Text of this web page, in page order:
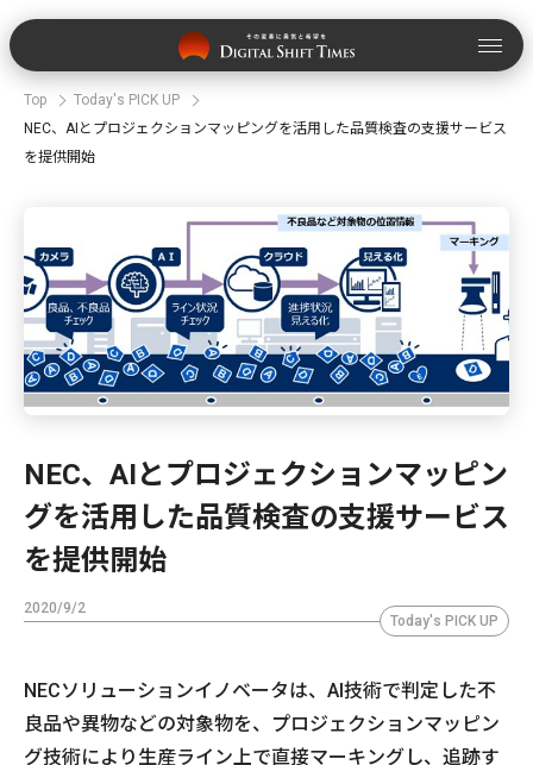
Top
Today's PICK UP
NEC、AIとプロジェクションマッピングを活用した品質検査の支援サービス
を提供開始
NEC、AIとプロジェクションマッピン
グを活用した品質検査の支援サービス
を提供開始
2020/9/2
Today's PICK UP
NECソリューションイノベータは、AI技術で判定した不
良品や異物などの対象物を、プロジェクションマッピン
グ技術により生産ライン上で直接マーキングし、追跡す